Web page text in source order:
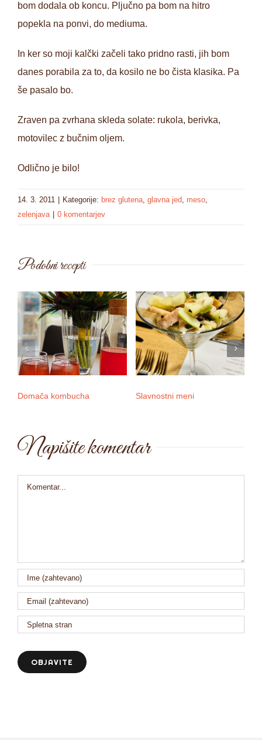
bom dodala ob koncu. Pljučno pa bom na hitro
popekla na ponvi, do mediuma.
In ker so moji kalčki začeli tako pridno rasti, jih bom
danes porabila za to, da kosilo ne bo čista klasika. Pa
še pasalo bo.
Zraven pa zvrhana skleda solate: rukola, berivka,
motovilec z bučnim oljem.
Odlično je bilo!
14. 3. 2011 Kategorije: brez glutena, glavna jed, meso,
zelenjava
0 komentarjev
Podobni recepti
Domača kombucha Slavnostni meni
Napišite komentar
Comment